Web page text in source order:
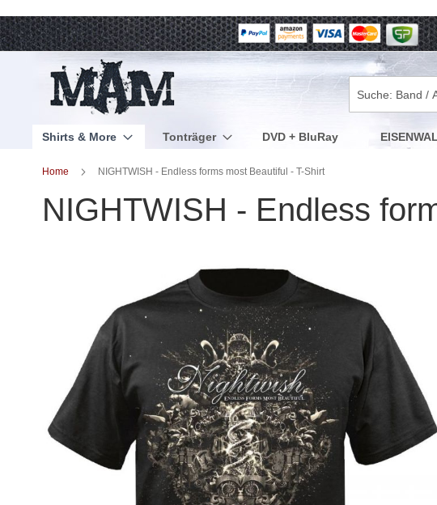
Direkt
Inhalt
Shirts & More
Tonträger DVD + BluRay
Home NIGHTWISH - Endless forms most Beautiful - T-Shirt
NIGHTWISH - Endless